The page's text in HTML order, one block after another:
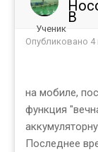
B
Ученик
Опубликовано 4
на мобиле,
функция
Последнее